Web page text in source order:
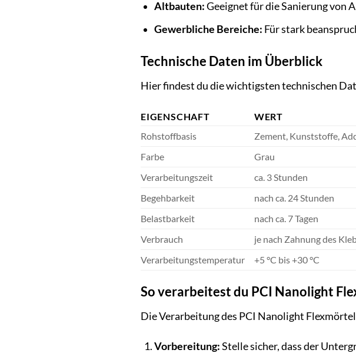
Altbauten:Geeignet für die Sanierung von
Gewerbliche Bereiche: Für stark
Technische Daten im Überblick
Hier findest du die wichtigsten technischen
EIGENSCHAFT
WERT
Rohstoffbasis
Zement, Kunststoffe,
Farbe
Grau
Verarbeitungszeit
ca. 3 Stunden
Begehbarkeit
nach ca. 24 Stunden
Belastbarkeit
nach ca. 7 Tagen
Verbrauch
je nach Zahnung des
Verarbeitungstemperatur
+5 °C bis +30 °C
So verarbeitest du PCI Nanolight
Die Verarbeitung des PCI Nanolight
Vorbereitung:Stelle sicher, dass der